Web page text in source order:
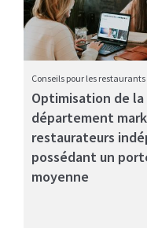
Fidélisez la clientèle et
restaurants g...
Conseils pour les restaurants
Optimisation de
département
restaurateurs
possédant un
moyenne